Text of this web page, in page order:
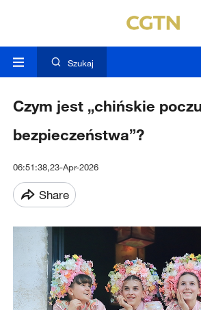
Szukaj
Czym jest „chińskie
bezpieczeństwa”?
06:51:38,23-Apr-2026
Share